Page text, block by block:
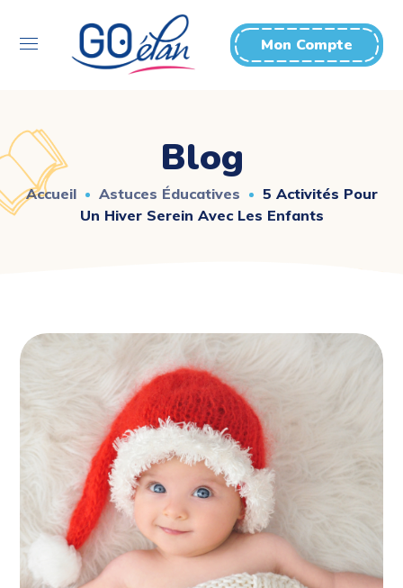
Mon Compte
Blog
Accueil Astuces Éducatives
5 Activités Pour
Un Hiver Serein Avec Les Enfants